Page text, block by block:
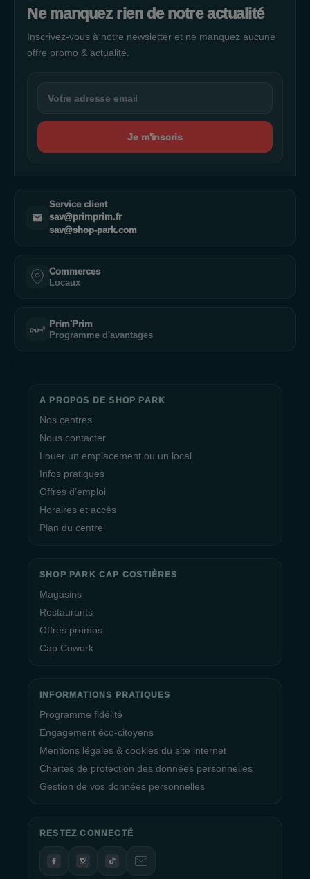
Ne manquez rien de notre actualité
Inscrivez-vous à notre newsletter et ne manquez aucune
offre promo & actualité.
Je m'inscris
Service client
sav@primprim.fr
sav@shop-park.com
Commerces
Locaux
Prim'Prim
Programme d'avantages
A PROPOS DE SHOP PARK
Nos centres
Nous contacter
Louer un emplacement ou un local
Infos pratiques
Offres d’emploi
Horaires et accès
Plan du centre
SHOP PARK CAP COSTIÈRES
Magasins
Restaurants
Offres promos
Cap Cowork
INFORMATIONS PRATIQUES
Programme fidélité
Engagement éco-citoyens
Mentions légales & cookies du site internet
Chartes de protection des données personnelles
Gestion de vos données personnelles
RESTEZ CONNECTÉ